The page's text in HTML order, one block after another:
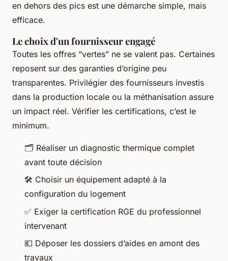
en dehors des pics est une démarche simple, mais
efficace.
Le choix d'un fournisseur engagé
Toutes les offres “vertes” ne se valent pas. Certaines
reposent sur des garanties d’origine peu
transparentes. Privilégier des fournisseurs investis
dans la production locale ou la méthanisation assure
un impact réel. Vérifier les certifications, c’est le
minimum.
🗂️ Réaliser un diagnostic thermique complet
avant toute décision
🛠️ Choisir un équipement adapté à la
configuration du logement
✅ Exiger la certification RGE du professionnel
intervenant
💶 Déposer les dossiers d’aides en amont des
travaux